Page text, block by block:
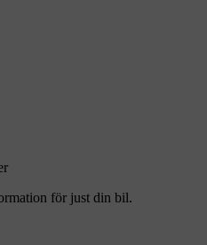
för just din bil.